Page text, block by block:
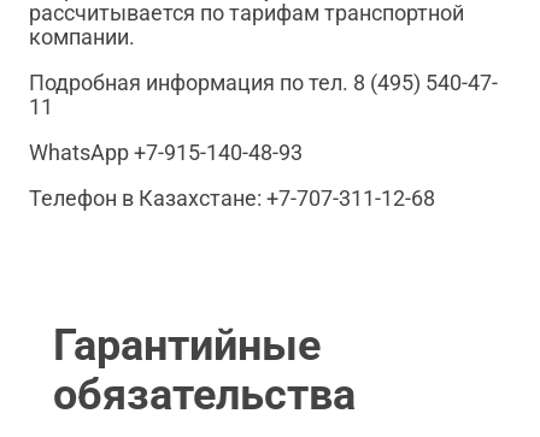
рассчитывается по тарифам транспортной
компании.
Подробная информация по тел. 8 (495) 540-47-
11
WhatsApp +7-915-140-48-93
Телефон в Казахстане: +7-707-311-12-68
Гарантийные
обязательства